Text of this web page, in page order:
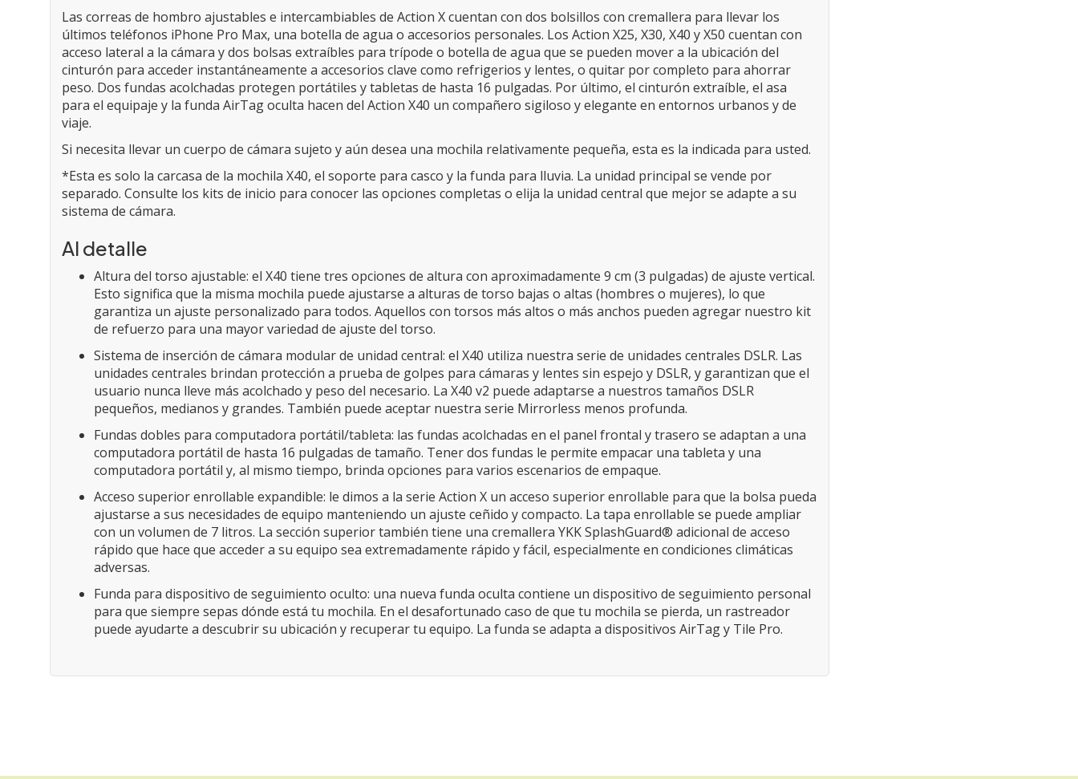
Las correas de hombro ajustables e intercambiables de Action X cuentan con dos bolsillos con cremallera para llevar los
últimos teléfonos iPhone Pro Max, una botella de agua o accesorios personales. Los Action X25, X30, X40 y X50 cuentan con
acceso lateral a la cámara y dos bolsas extraíbles para trípode o botella de agua que se pueden mover a la ubicación del
cinturón para acceder instantáneamente a accesorios clave como refrigerios y lentes, o quitar por completo para ahorrar
peso. Dos fundas acolchadas protegen portátiles y tabletas de hasta 16 pulgadas. Por último, el cinturón extraíble, el asa
para el equipaje y la funda AirTag oculta hacen del Action X40 un compañero sigiloso y elegante en entornos urbanos y de
viaje.
Si necesita llevar un cuerpo de cámara sujeto y aún desea una mochila relativamente pequeña, esta es la indicada para usted.
*Esta es solo la carcasa de la mochila X40, el soporte para casco y la funda para lluvia. La unidad principal se vende por
separado. Consulte los kits de inicio para conocer las opciones completas o elija la unidad central que mejor se adapte a su
sistema de cámara.
Al detalle
Altura del torso ajustable: el X40 tiene tres opciones de altura con aproximadamente 9 cm (3 pulgadas) de ajuste vertical.
Esto significa que la misma mochila puede ajustarse a alturas de torso bajas o altas (hombres o mujeres), lo que
garantiza un ajuste personalizado para todos. Aquellos con torsos más altos o más anchos pueden agregar nuestro kit
de refuerzo para una mayor variedad de ajuste del torso.
Sistema de inserción de cámara modular de unidad central: el X40 utiliza nuestra serie de unidades centrales DSLR. Las
unidades centrales brindan protección a prueba de golpes para cámaras y lentes sin espejo y DSLR, y garantizan que el
usuario nunca lleve más acolchado y peso del necesario. La X40 v2 puede adaptarse a nuestros tamaños DSLR
pequeños, medianos y grandes. También puede aceptar nuestra serie Mirrorless menos profunda.
Fundas dobles para computadora portátil/tableta: las fundas acolchadas en el panel frontal y trasero se adaptan a una
computadora portátil de hasta 16 pulgadas de tamaño. Tener dos fundas le permite empacar una tableta y una
computadora portátil y, al mismo tiempo, brinda opciones para varios escenarios de empaque.
Acceso superior enrollable expandible: le dimos a la serie Action X un acceso superior enrollable para que la bolsa pueda
ajustarse a sus necesidades de equipo manteniendo un ajuste ceñido y compacto. La tapa enrollable se puede ampliar
con un volumen de 7 litros. La sección superior también tiene una cremallera YKK SplashGuard® adicional de acceso
rápido que hace que acceder a su equipo sea extremadamente rápido y fácil, especialmente en condiciones climáticas
adversas.
Funda para dispositivo de seguimiento oculto: una nueva funda oculta contiene un dispositivo de seguimiento personal
para que siempre sepas dónde está tu mochila. En el desafortunado caso de que tu mochila se pierda, un rastreador
puede ayudarte a descubrir su ubicación y recuperar tu equipo. La funda se adapta a dispositivos AirTag y Tile Pro.